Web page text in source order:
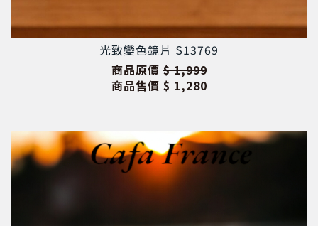
光致變色鏡片 S13769
商品原價 $ 1,999
商品售價 $ 1,280